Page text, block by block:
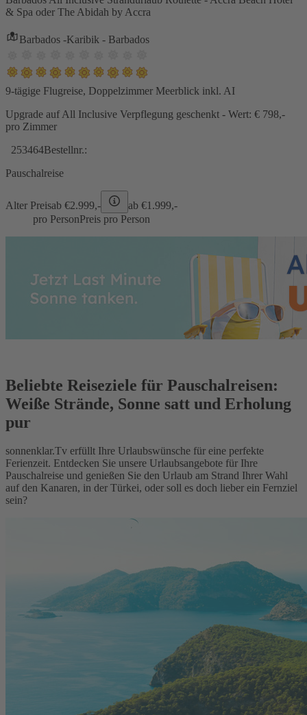
& Spa oder The Abidah by Accra
Barbados -Karibik - Barbados
9-tägige Flugreise, Doppelzimmer Meerblick inkl. AI
Upgrade auf All Inclusive Verpflegung geschenkt - Wert: € 798,-
pro Zimmer
253464Bestellnr.:
Pauschalreise
Alter Preisab €2.999,- ab €1.999,-
pro PersonPreis pro Person
Beliebte Reiseziele für Pauschalreisen:
Weiße Strände, Sonne satt und Erholung
pur
sonnenklar.Tv erfüllt Ihre Urlaubswünsche für eine perfekte
Ferienzeit. Entdecken Sie unsere Urlaubsangebote für Ihre
Pauschalreise und genießen Sie den Urlaub am Strand Ihrer Wahl
auf den Kanaren, in der Türkei, oder soll es doch lieber ein Fernziel
sein?